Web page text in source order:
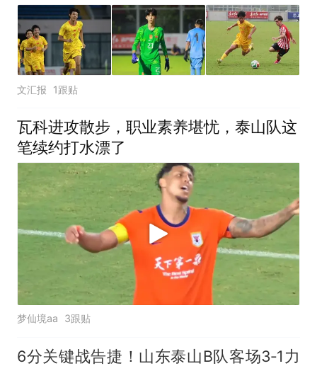
文汇报 1跟贴
瓦科进攻散步，职业素养堪忧，泰山队这
笔续约打水漂了
梦仙境aa 3跟贴
6分关键战告捷！山东泰山B队客场3‑1力